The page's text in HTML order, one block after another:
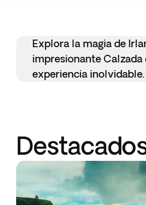
Explora la magia de
impresionante Calzada
experiencia inolvidable.